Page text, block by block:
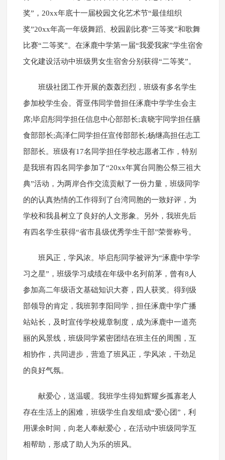
奖”，20xx年底十一届校园文化艺术节“最佳组织
奖”20xx年高一年级舞蹈、校园剧比赛“三等奖”和歌舞
比赛“二等奖”。在涿鹿中学第一届“我爱我家”学生宿舍
文化建设活动中班级男女生宿舍分别获得“二等奖”。
班级社团工作开展的轰轰烈烈，班级有多名学生
参加校学生会。胥亚伟同学曾担任涿鹿中学学生会主
席;毕启彤同学担任信息中心部部长;袁晓宇同学担任膳
食部部长;高泽仁同学担任宣传部部长;杨继高担任志工
部部长。班级有17名同学担任学校志愿者工作，特别
是我班有四名同学参加了“20xx年冀台同胞公祭三祖大
典”活动，为两岸合作交流贡献了一份力量，班级同学
的的认真热情的工作得到了台湾同胞的一致好评，为
学校和我县树立了良好的人文形象。另外，我班先后
有四名学生获得“省市县级优秀学生干部”荣誉称号。
班风正，学风浓。毕启彤同学被评为“涿鹿中学学
习之星”，班级学习成绩在年级中名列前茅，曾有8人
参加高二年级语文基础知识大赛，四人获奖。得到级
部领导的肯定，我班郭李阳同学，担任涿鹿中学广播
站站长，及时宣传学校规章制度，成为涿鹿中一道亮
丽的风景线，班级同学紧密团结在班主任的周围，互
相协作，共同进步，营造了班风正，学风浓，干劲足
的良好气氛。
献爱心，送温暖。我班学生得知辉耀乡孤寡老人
存在生活上的困难，班级学生自发组成“爱心团”，利
用课余时间，向老人奉献爱心，在活动中班级同学互
相帮助，形成了助人为乐的班风。